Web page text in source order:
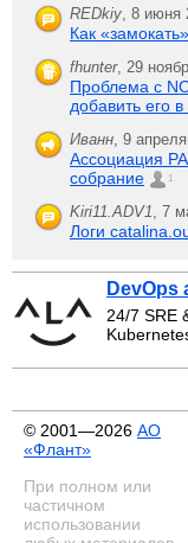
REDkiy 8 июня
Как
fhunter, 29
Проблема с
добавить его
Иванн 9
Ассоциация
собрание
1
Kiri11.ADV1 7
Логи
DevOps
24/7 SRE
© 2001—2026 АО
«Флант»
При полном или
частичном
использовании